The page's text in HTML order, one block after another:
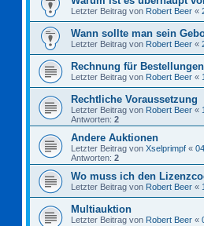
Letzter Beitrag von Robert Beer «
Wann sollte man sein
Letzter Beitrag von Robert Beer «
Rechnung für Bestellungen
Letzter Beitrag von Robert Beer «
Rechtliche Voraussetzung
Letzter Beitrag von Robert Beer «
Antworten: 2
Andere Auktionen
Letzter Beitrag von Xselprimpf «
Antworten: 2
Wo muss ich den
Letzter Beitrag von Robert Beer «
Multiauktion
Letzter Beitrag von Robert Beer «